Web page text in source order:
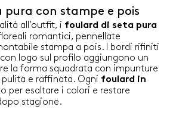
pura con stampe e pois
all’outfit, i foulard di seta pura
romantici, pennellate
stampa a pois. I bordi rifiniti
logo sul profilo aggiungono un
la forma squadrata con impunture
e raffinata. Ogni foulard in
per esaltare i colori e restare
stagione.